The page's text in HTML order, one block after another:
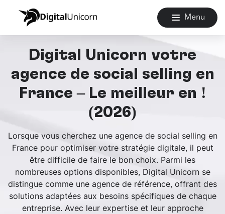
Menu
Digital Unicorn votre
agence de social selling en
France – Le meilleur en !
(2026)
Lorsque vous cherchez une agence de social selling en
France pour optimiser votre stratégie digitale, il peut
être difficile de faire le bon choix. Parmi les
nombreuses options disponibles, Digital Unicorn se
distingue comme une agence de référence, offrant des
solutions adaptées aux besoins spécifiques de chaque
entreprise. Avec leur expertise et leur approche